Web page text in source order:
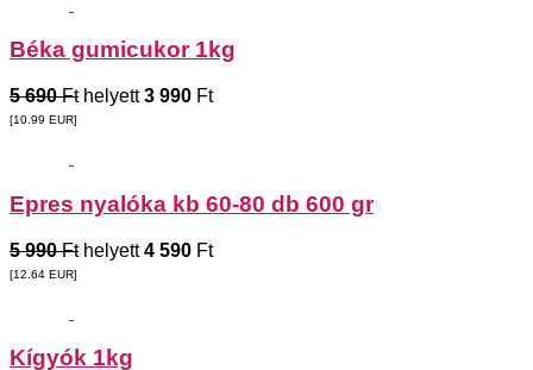
Béka gumicukor 1kg
5 690 Fthelyett3 990 Ft
[10.99 EUR]
Epres nyalóka kb 60-80 db 600 gr
5 990 Fthelyett4 590 Ft
[12.64 EUR]
Kígyók 1kg